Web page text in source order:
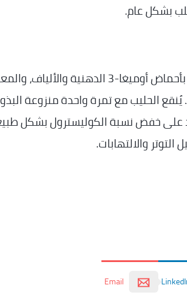
بشكل عام.
لتحضير هذا المشروب الدافئ، يتم تحميص بذور الكتان لأنها غنية بأحماض أوميغا-3
الحليب مع تمرة واحدة منزوعة
على خفض نسبة الكوليسترول بشكل
Email